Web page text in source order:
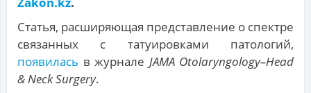
Статья, расширяющая представление о спектре
связанных с татуировками патологий,
появилась в журнале JAMA Otolaryngology–Head
& Neck Surgery.